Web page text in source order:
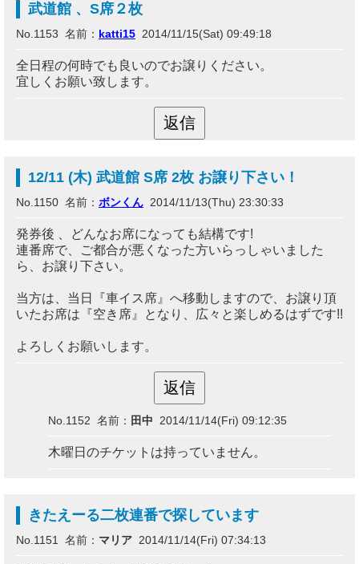
武道館 、S席２枚
No.1153 名前： katti15 2014/11/15(Sat) 09:49:18
全日程の何時でも良いのでお譲りください。
宜しくお願い致します。
12/11 (木) 武道館 S席 2枚 お譲り下さい！
No.1150 名前： ボンくん 2014/11/13(Thu) 23:30:33
発券後 、どんなお席になっても結構です!
連番席で、ご都合が悪くなった方いらっしゃいました
ら、お譲り下さい。
当方は、当日『車イス席』へ移動しますので、お譲り頂
いたお席は『空き席』となり、広々と楽しめるはずです!!
よろしくお願いします。
No.1152 名前： 田中 2014/11/14(Fri) 09:12:35
木曜日のチケットは持っていません。
きたえーる二枚連番で探しています
No.1151 名前： マリア 2014/11/14(Fri) 07:34:13